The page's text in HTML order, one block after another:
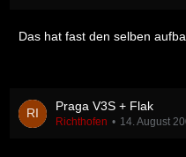
Das hat fast den selben
Praga V3S + Flak
Richthofen 14. August